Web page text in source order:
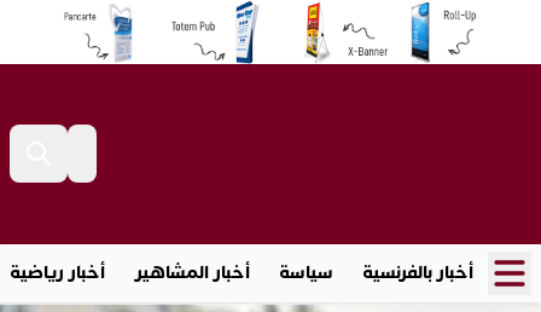
أخبار بالفرنسية سياسة أخبار المشاهير أخبار رياضية